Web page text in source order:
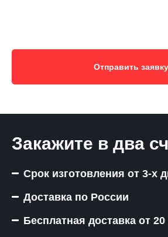
Отправить заявку
Закажите в два
Срок изготовления от 3-х
Доставка по России
Бесплатная доставка от 20